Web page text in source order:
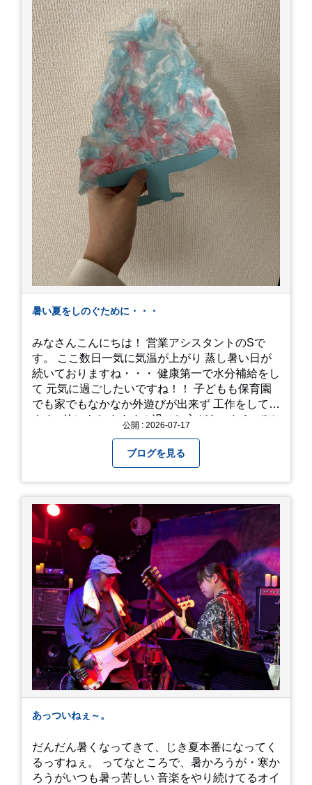
暑い夏をしのぐために・・・
みなさんこんにちは！ 営業アシスタントのSで
す。 ここ数日一気に気温が上がり 蒸し暑い日が
続いておりますね・・・ 健康第一で水分補給をし
て 元気に過ごしたいですね！！ 子どもも保育園
でも家でもなかなか外遊びが出来ず 工作をしてい
ます♪ 他にもおすすめの過ごし方があったら ぜひ
公開 : 2026-07-17
ブログを見る
あっついねぇ～。
だんだん暑くなってきて、じき夏本番になってく
るっすねぇ。 ってなところで、暑かろうが・寒か
ろうがいつも暑っ苦しい 音楽をやり続けてるオイ